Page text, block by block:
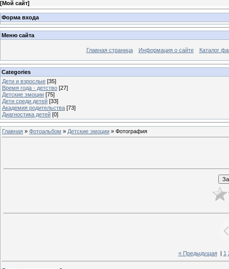
[Мой сайт]
Форма входа
Меню сайта
Главная страница Информация о сайте Каталог
Categories
Дети и взрослые [35]
Время года - детство [27]
Детские эмоции [75]
Дети среди детей [33]
Академия родительства [73]
Диагностика детей [0]
Главная » Фотоальбом » Детские эмоции » Фотография
« Предыдущая| 1